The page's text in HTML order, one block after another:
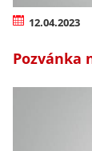
12.04.2023
Pozvánka